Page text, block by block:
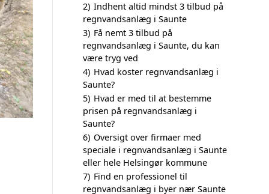
2) Indhent altid mindst 3 tilbud på
regnvandsanlæg i Saunte
3) Få nemt 3 tilbud på
regnvandsanlæg i Saunte, du kan
være tryg ved
4) Hvad koster regnvandsanlæg i
Saunte?
5) Hvad er med til at bestemme
prisen på regnvandsanlæg i
Saunte?
6) Oversigt over firmaer med
speciale i regnvandsanlæg i Saunte
eller hele Helsingør kommune
7) Find en professionel til
regnvandsanlæg i byer nær Saunte